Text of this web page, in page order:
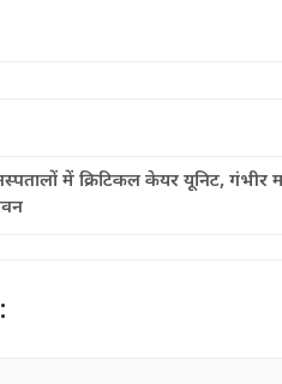
में क्रिटिकल केयर यूनिट, गंभीर